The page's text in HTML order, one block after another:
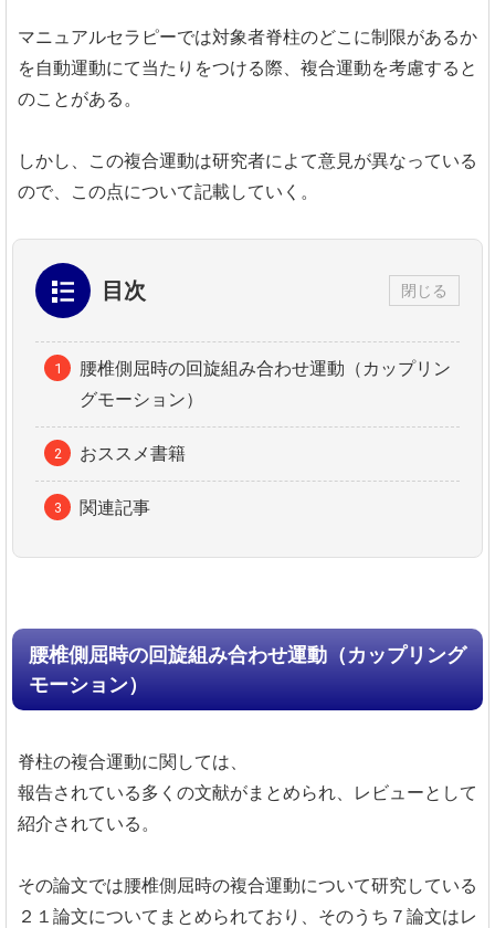
マニュアルセラピーでは対象者脊柱のどこに制限があるか
を自動運動にて当たりをつける際、複合運動を考慮すると
のことがある。
しかし、この複合運動は研究者によて意見が異なっている
ので、この点について記載していく。
目次 閉じる
腰椎側屈時の回旋組み合わせ運動（カップリン
グモーション）
おススメ書籍
関連記事
腰椎側屈時の回旋組み合わせ運動（カップリング
モーション）
脊柱の複合運動に関しては、
報告されている多くの文献がまとめられ、レビューとして
紹介されている。
その論文では腰椎側屈時の複合運動について研究している
２１論文についてまとめられており、そのうち７論文はレ